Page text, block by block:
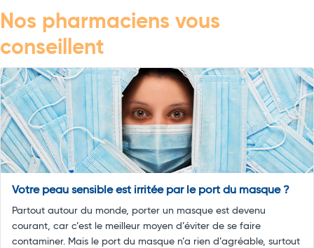
Nos pharmaciens vous
conseillent
Votre peau sensible est irritée par le port du masque ?
Partout autour du monde, porter un masque est devenu
courant, car c’est le meilleur moyen d’éviter de se faire
contaminer. Mais le port du masque n’a rien d’agréable, surtout